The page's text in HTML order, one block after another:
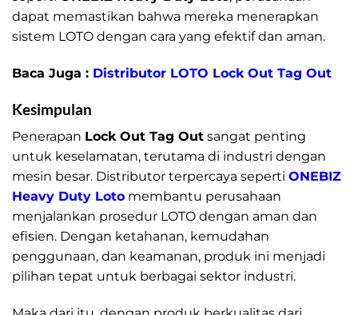
dapat memastikan bahwa mereka menerapkan
sistem LOTO dengan cara yang efektif dan aman.
Baca Juga : Distributor LOTO Lock Out Tag Out
Kesimpulan
Penerapan Lock Out Tag Out sangat penting
untuk keselamatan, terutama di industri dengan
mesin besar. Distributor terpercaya seperti ONEBIZ
Heavy Duty Loto membantu perusahaan
menjalankan prosedur LOTO dengan aman dan
efisien. Dengan ketahanan, kemudahan
penggunaan, dan keamanan, produk ini menjadi
pilihan tepat untuk berbagai sektor industri.